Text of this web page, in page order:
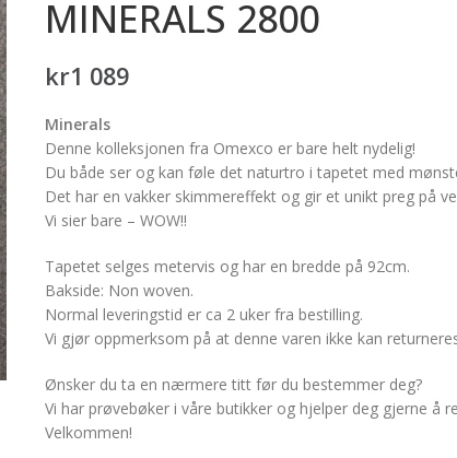
MINERALS 2800
kr1 089
Minerals
Denne kolleksjonen fra Omexco er bare helt nydelig!
Du både ser og kan føle det naturtro i tapetet med
Det har en vakker skimmereffekt og gir et unikt preg på
Vi sier bare – WOW!!
Tapetet selges metervis og har en bredde på 92cm.
Bakside: Non woven.
Normal leveringstid er ca 2 uker fra bestilling.
Vi gjør oppmerksom på at denne varen ikke kan
Ønsker du ta en nærmere titt før du bestemmer deg?
Vi har prøvebøker i våre butikker og hjelper deg gjerne å
Velkommen!